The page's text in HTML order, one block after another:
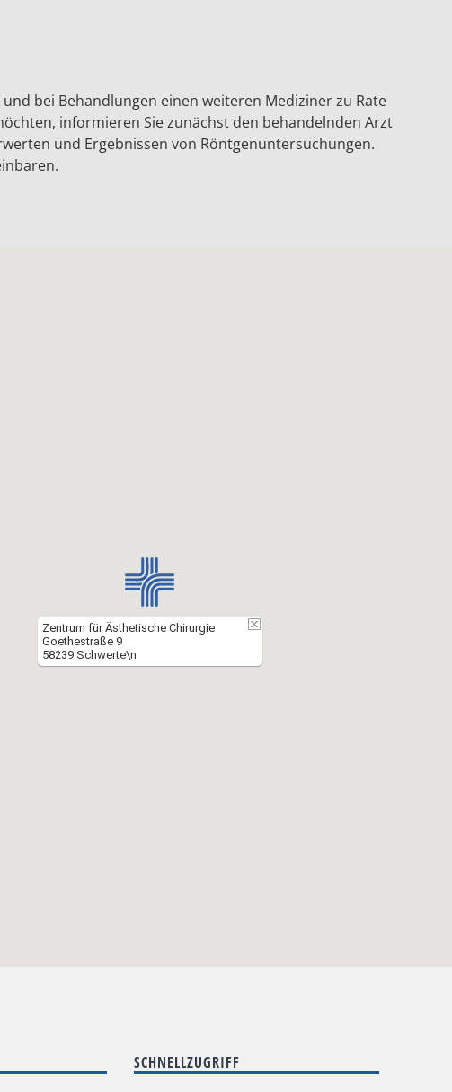
bei Behandlungen einen weiteren Mediziner zu Rate
informieren Sie zunächst den behandelnden Arzt
und Ergebnissen von Röntgenunter­suchungen.
Zentrum für Ästhetische Chirurgie
Goethestraße 9
58239 Schwerte\n
SCHNELLZUGRIFF